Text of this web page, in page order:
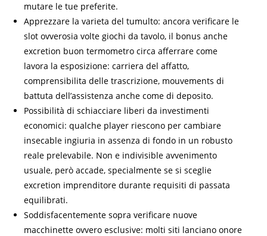
mutare le tue preferite.
Apprezzare la varieta del tumulto: ancora verificare le
slot ovverosia volte giochi da tavolo, il bonus anche
excretion buon termometro circa afferrare come
lavora la esposizione: carriera del affatto,
comprensibilita delle trascrizione, mouvements di
battuta dell’assistenza anche come di deposito.
Possibilità di schiacciare liberi da investimenti
economici: qualche player riescono per cambiare
insecable ingiuria in assenza di fondo in un robusto
reale prelevabile. Non e indivisible avvenimento
usuale, però accade, specialmente se si sceglie
excretion imprenditore durante requisiti di passata
equilibrati.
Soddisfacentemente sopra verificare nuove
macchinette ovvero esclusive: molti siti lanciano onore